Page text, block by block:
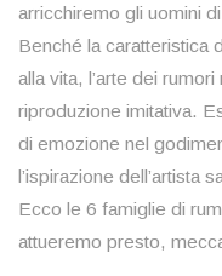
arricchiremo gli uomini
Benché la caratteristica
alla vita, l’arte dei
riproduzione imitativa.
di emozione nel
l’ispirazione dell’artista
Ecco le 6 famiglie di
attueremo presto,